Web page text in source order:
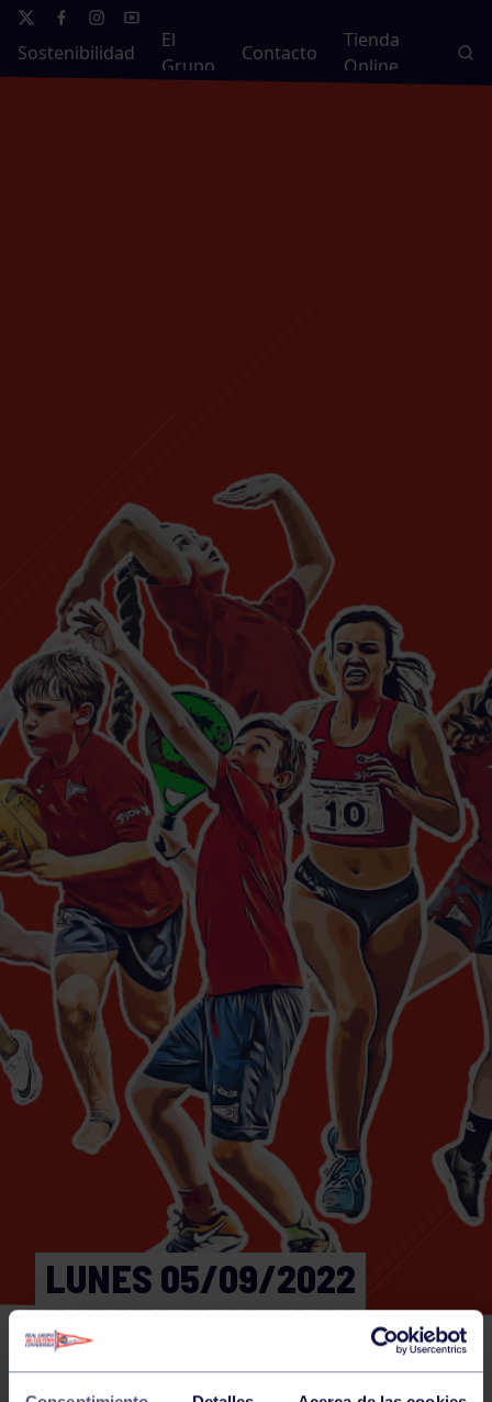
Sostenibilidad
El
Grupo
Contacto
Tienda
Online
LUNES 05/09/2022
TABATA 11:00-11:30
GIMNASIO